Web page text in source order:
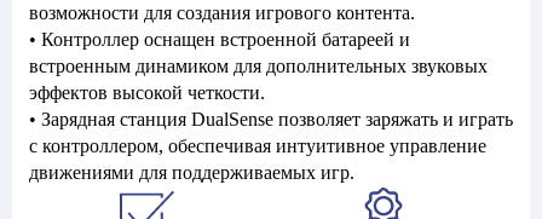
возможности для создания игрового контента.
• Контроллер оснащен встроенной батареей и
встроенным динамиком для дополнительных звуковых
эффектов высокой четкости.
• Зарядная станция DualSense позволяет заряжать и играть
с контроллером, обеспечивая интуитивное управление
движениями для поддерживаемых игр.